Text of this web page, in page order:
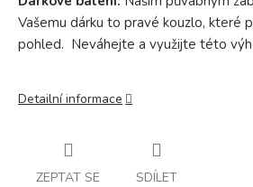
Vašemu dárku to pravé kouzlo, které
pohled. Neváhejte a využijte této
Detailní informace
ZEPTAT SE SDÍLET